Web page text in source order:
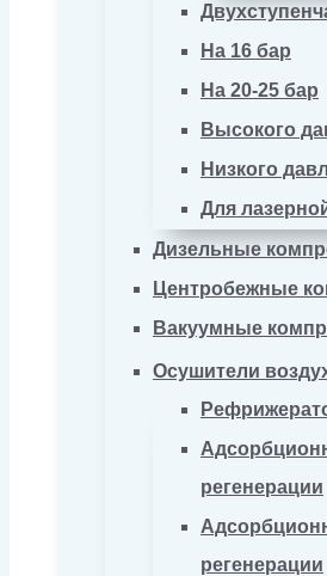
На 16 бар
На 20-25 бар
Высокого
Низкого
Для
Дизельные
Центробежные
Вакуумные
Осушители
регенерации
регенерации